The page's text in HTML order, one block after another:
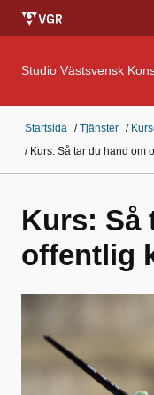
Studio Västsvensk
Startsida /Tjänster /
/ Kurs: Så tar du hand om
Kurs: Så
offentlig